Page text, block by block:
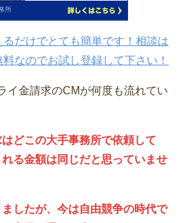
だけでとても簡単です！相談は
料なのでお試し登録して下さい！
イ金請求のCMが何度も流れてい
どこの大手事務所で依頼して
る金額は同じだと思っていませ
したが、今は自由競争の時代で